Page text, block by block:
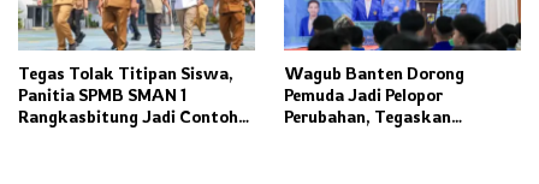
Tegas Tolak Titipan Siswa,
Panitia SPMB SMAN 1
Rangkasbitung Jadi Contoh
Wagub Banten Dorong
Pemuda Jadi Pelopor
Perubahan, Tegaskan